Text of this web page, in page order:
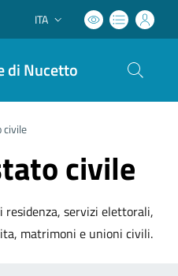
Lingua attiva:
ITA
di Nucetto
civile
civile
residenza, servizi elettorali,
matrimoni e unioni civili.